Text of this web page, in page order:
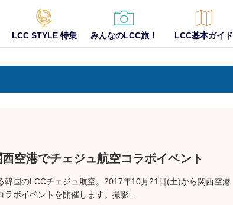
LCC STYLE 特集 みんなのLCC旅！ LCC基本ガイド
空港でチェジュ航空コラボイベント
韓国のLCCチェジュ航空。2017年10月21日(土)から関西空港
ボイベントを開催します。撮影…